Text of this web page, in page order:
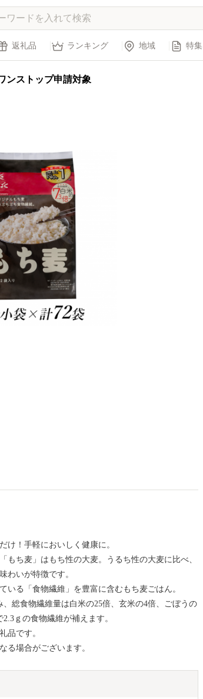
返礼品 ランキング 地域 特集
ンストップ申請対象
け！手軽においしく健康に。
もち麦」はもち性の大麦。うるち性の大麦に比べ、
わいが特徴です。
いる「食物繊維」を豊富に含むもち麦ごはん。
総食物繊維量は白米の25倍、玄米の4倍、ごぼうの
ｇの食物繊維が補えます。
品です。
る場合がございます。